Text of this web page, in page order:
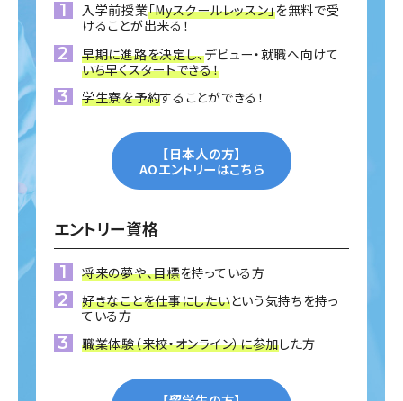
入学前授業「Myスクールレッスン」を無料で受
けることが出来る！
早期に進路を決定し、デビュー・就職へ向けて
いち早くスタートできる！
学生寮を予約することができる！
【日本人の方】
AOエントリーはこちら
エントリー資格
将来の夢や、目標を持っている方
好きなことを仕事にしたいという気持ちを持っ
ている方
職業体験（来校・オンライン）に参加した方